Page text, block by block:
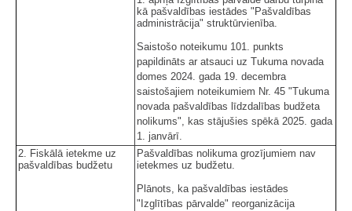
kā pašvaldības iestādes "Pašvaldības
administrācija" struktūrvienība.
Saistošo noteikumu 101. punkts
papildināts ar atsauci uz Tukuma novada
domes 2024. gada 19. decembra
saistošajiem noteikumiem Nr. 45 "Tukuma
novada pašvaldības līdzdalības budžeta
nolikums", kas stājušies spēkā 2025. gada
1. janvārī.
2. Fiskālā ietekme uz
pašvaldības budžetu
Pašvaldības nolikuma grozījumiem nav
ietekmes uz budžetu.
Plānots, ka pašvaldības iestādes
"Izglītības pārvalde" reorganizācija